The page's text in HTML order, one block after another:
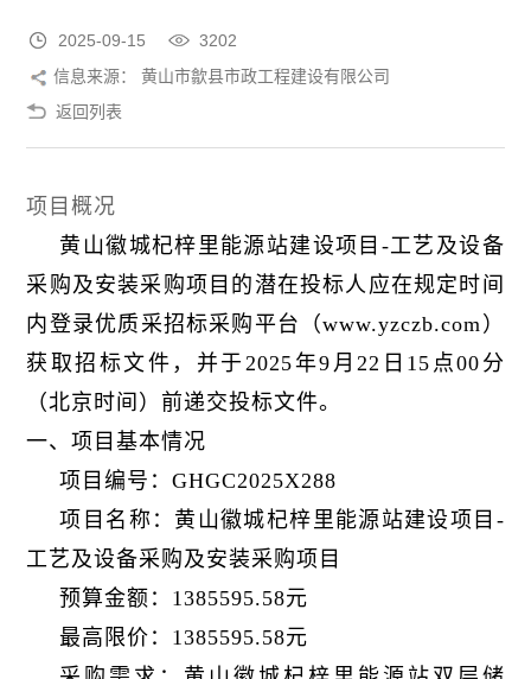
2025-09-15
3202
信息来源： 黄山市歙县市政工程建设有限公司
返回列表
项目概况
黄山徽城杞梓里能源站建设项目-工艺及设备
采购及安装采购项目的潜在投标人应在规定时间
内登录优质采招标采购平台（www.yzczb.com）
获取招标文件，并于2025年9月22日15点00分
（北京时间）前递交投标文件。
一、项目基本情况
项目编号：GHGC2025X288
项目名称：黄山徽城杞梓里能源站建设项目-
工艺及设备采购及安装采购项目
预算金额：1385595.58元
最高限价：1385595.58元